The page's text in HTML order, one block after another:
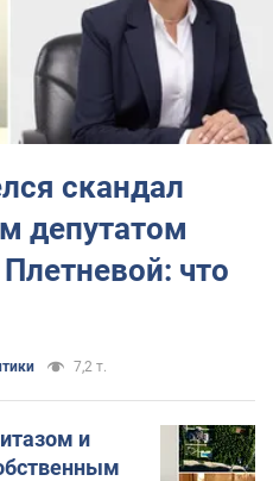
скандал
депутатом
что
7,2 т.
и